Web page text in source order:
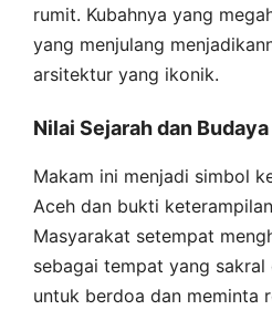
rumit. Kubahnya yang
yang menjulang
arsitektur yang ikonik.
Nilai Sejarah dan Budaya
Makam ini menjadi simbol
Aceh dan bukti
Masyarakat setempat
sebagai tempat yang
untuk berdoa dan meminta